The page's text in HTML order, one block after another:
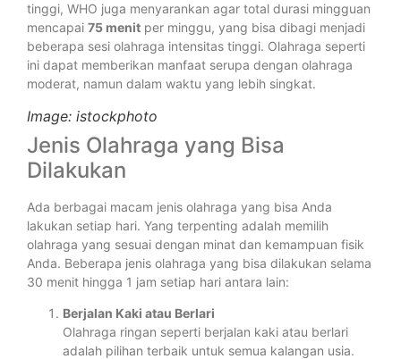
tinggi, WHO juga menyarankan agar total durasi mingguan
mencapai 75 menit per minggu, yang bisa dibagi menjadi
beberapa sesi olahraga intensitas tinggi. Olahraga seperti
ini dapat memberikan manfaat serupa dengan olahraga
moderat, namun dalam waktu yang lebih singkat.
Image: istockphoto
Jenis Olahraga yang Bisa
Dilakukan
Ada berbagai macam jenis olahraga yang bisa Anda
lakukan setiap hari. Yang terpenting adalah memilih
olahraga yang sesuai dengan minat dan kemampuan fisik
Anda. Beberapa jenis olahraga yang bisa dilakukan selama
30 menit hingga 1 jam setiap hari antara lain:
Berjalan Kaki atau Berlari
Olahraga ringan seperti berjalan kaki atau berlari
adalah pilihan terbaik untuk semua kalangan usia.